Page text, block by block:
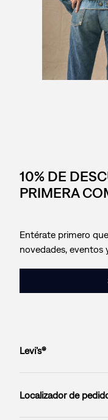
10% DE
PRIMERA
Entérate primero
novedades, eventos
Levi’s®
Localizador de